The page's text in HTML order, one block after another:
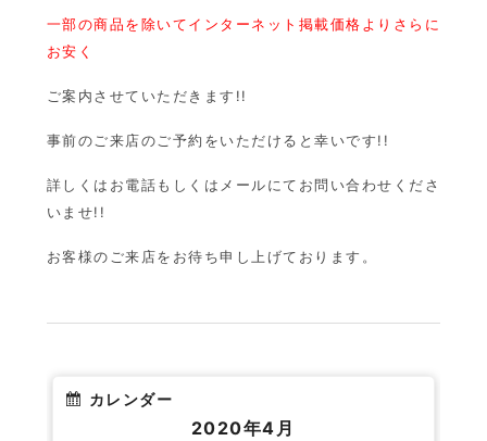
一部の商品を除いてインターネット掲載価格よりさらに
お安く
ご案内させていただきます!!
事前のご来店のご予約をいただけると幸いです!!
詳しくはお電話もしくはメールにてお問い合わせくださ
いませ!!
お客様のご来店をお待ち申し上げております。
カレンダー
2020年4月